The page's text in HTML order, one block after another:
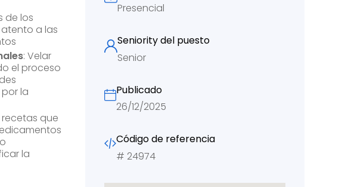
de los
a las
: Velar
el proceso
la
que
la
Presencial
Seniority del puesto
Senior
Publicado
26/12/2025
Código de referencia
# 24974